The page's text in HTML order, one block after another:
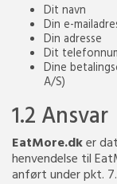
Dit navn
Din e-
Din adresse
Dit
Dine
A/S)
1.2 Ansvar
EatMore.dker
henvendelse til
anført under pkt. 7.